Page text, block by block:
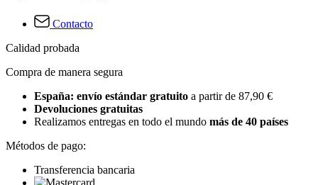
Contacto
Calidad probada
Compra de manera segura
España: envío estándar gratuito a partir de 87,90 €
Devoluciones gratuitas
Realizamos entregas en todo el mundo más de 40 países
Métodos de pago:
Transferencia bancaria